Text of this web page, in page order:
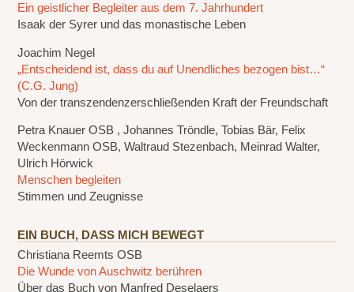
Ein geistlicher Begleiter aus dem 7. Jahrhundert
Isaak der Syrer und das monastische Leben
Joachim Negel
„Entscheidend ist, dass du auf Unendliches bezogen bist…“
(C.G. Jung)
Von der transzendenzerschließenden Kraft der Freundschaft
Petra Knauer OSB , Johannes Tröndle, Tobias Bär, Felix
Weckenmann OSB, Waltraud Stezenbach, Meinrad Walter,
Ulrich Hörwick
Menschen begleiten
Stimmen und Zeugnisse
EIN BUCH, DASS MICH BEWEGT
Christiana Reemts OSB
Die Wunde von Auschwitz berühren
Über das Buch von Manfred Deselaers